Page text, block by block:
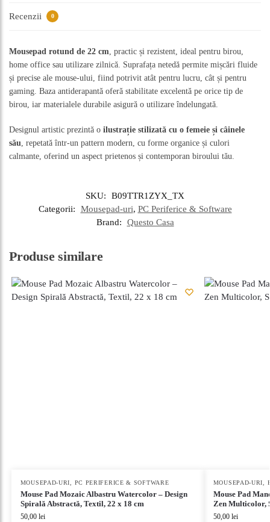
Recenzii 0
Mousepad rotund de 22 cm, practic și rezistent, ideal pentru birou,
home office sau utilizare zilnică. Suprafața netedă permite mișcări fluide
și precise ale mouse-ului, fiind potrivit atât pentru lucru, cât și pentru
gaming. Baza antiderapantă oferă stabilitate excelentă pe orice tip de
birou, iar materialele durabile asigură o utilizare îndelungată.
Designul artistic prezintă o ilustrație stilizată cu o femeie și câinele
său , repetată într-un pattern modern, cu forme organice și culori
calmante, oferind un aspect prietenos și contemporan biroului tău.
SKU:
B09TTR1ZYX_TX
Categorii:
Mousepad-uri, PC Periferice & Software
Brand:
Questo Casa
Produse similare
MOUSEPAD-URI PC PERIFERICE & SOFTWARE
Mouse Pad Mozaic Albastru Watercolor – Design
Spirală Abstractă, Textil, 22 x 18 cm
50,00 lei
MOUSEPAD-URI
Mouse Pad
Zen Multicolor,
50,00 lei